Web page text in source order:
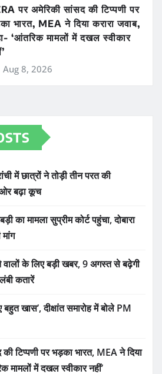
पर अमेरिकी सांसद की टिप्पणी पर
भारत, MEA ने दिया करारा जवाब,
‘आंतरिक मामलों में दखल स्वीकार
Aug 8, 2026
में छात्रों ने तोड़ी तीन परत की
ओर बढ़ा कूच
का मामला सुप्रीम कोर्ट पहुंचा, दोबारा
मांग
के लिए बड़ी खबर, 9 अगस्त से बढ़ेगी
कतारें
खास’, दीक्षांत समारोह में बोले PM
टिप्पणी पर भड़का भारत, MEA ने दिया
मामलों में दखल स्वीकार नहीं’